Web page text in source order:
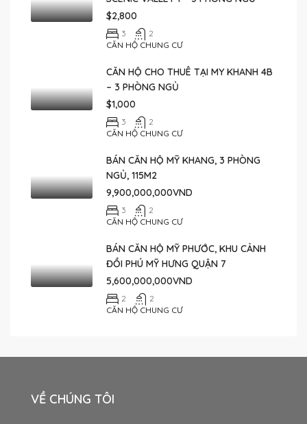
$2,800
3
2
CĂN HỘ CHUNG CƯ
CĂN HỘ CHO THUÊ TẠI MY KHANH 4B
– 3 PHÒNG NGỦ
$1,000
3
2
CĂN HỘ CHUNG CƯ
BÁN CĂN HỘ MỸ KHANG, 3 PHÒNG
NGỦ, 115M2
9,900,000,000VND
3
2
CĂN HỘ CHUNG CƯ
BÁN CĂN HỘ MỸ PHƯỚC, KHU CẢNH
ĐỒI PHÚ MỸ HƯNG QUẬN 7
5,600,000,000VND
2
2
CĂN HỘ CHUNG CƯ
VỀ CHÚNG TÔI